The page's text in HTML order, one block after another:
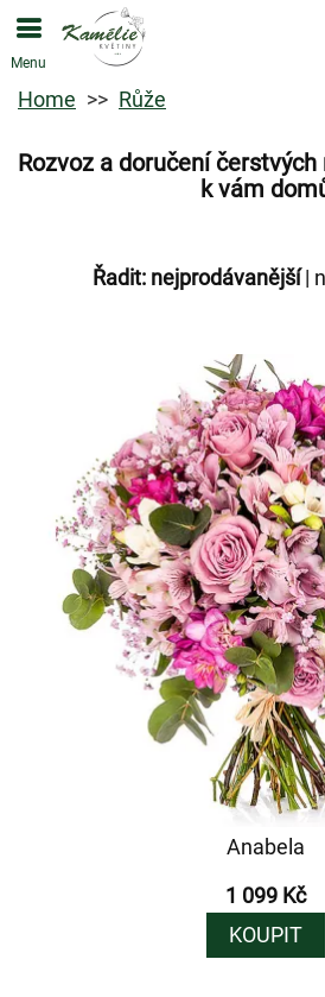
Menu
Home Růže
Rozvoz a doručení
k vám
Řadit: nejprodávanější|
Anabela
1 099 Kč
KOUPIT